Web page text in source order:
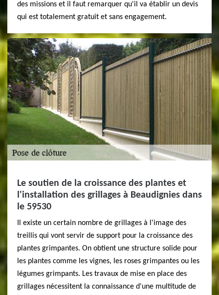
des missions et il faut remarquer qu'il va établir un devis
qui est totalement gratuit et sans engagement.
Le soutien de la croissance des plantes et
l'installation des grillages à Beaudignies dans
le 59530
Il existe un certain nombre de grillages à l'image des
treillis qui vont servir de support pour la croissance des
plantes grimpantes. On obtient une structure solide pour
les plantes comme les vignes, les roses grimpantes ou les
légumes grimpants. Les travaux de mise en place des
grillages nécessitent la connaissance d'une multitude de